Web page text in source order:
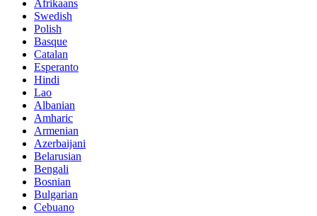
Afrikaans
Swedish
Polish
Basque
Catalan
Esperanto
Hindi
Lao
Albanian
Amharic
Armenian
Azerbaijani
Belarusian
Bengali
Bosnian
Bulgarian
Cebuano